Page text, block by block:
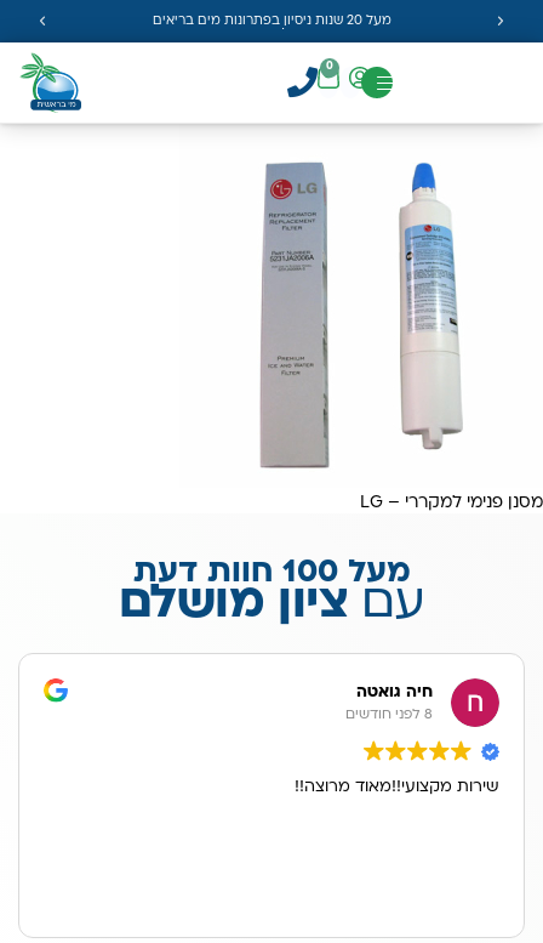
מעל 20 שנות ניסיון בפתרונות מים בריאים
0
מסנן פנימי למקררי – LG
מעל 100 חוות דעת
עםציון מושלם
חיה גואטה
8 לפני חודשים
שירות מקצועי!!מאוד מרוצה!!